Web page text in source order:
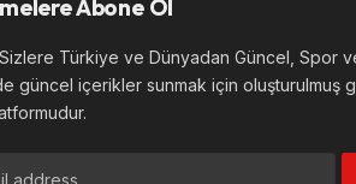
Abone Ol
Türkiye ve Dünyadan Güncel, Spor
güncel içerikler sunmak için oluşturulmuş